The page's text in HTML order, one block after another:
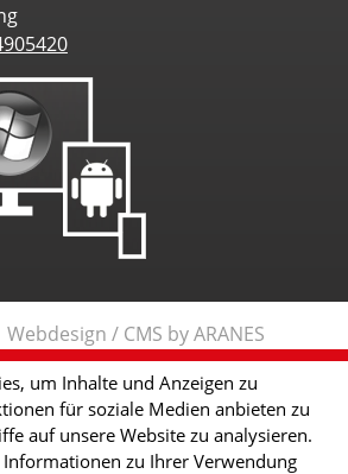
Webdesign / CMS by ARANES
um Inhalte und Anzeigen zu
für soziale Medien anbieten zu
auf unsere Website zu analysieren.
zu Ihrer Verwendung